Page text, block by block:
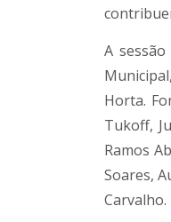
A
Horta.
Tukoff,
Ramos
Soares,
Carvalho.